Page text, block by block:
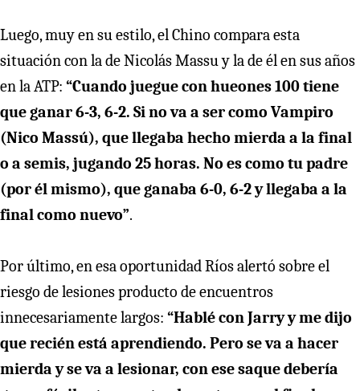
Luego, muy en su estilo, el Chino compara esta
situación con la de Nicolás Massu y la de él en sus años
en la ATP: “Cuando juegue con hueones 100 tiene
que ganar 6-3, 6-2. Si no va a ser como Vampiro
(Nico Massú), que llegaba hecho mierda a la final
o a semis, jugando 25 horas. No es como tu padre
(por él mismo), que ganaba 6-0, 6-2 y llegaba a la
final como nuevo”.
Por último, en esa oportunidad Ríos alertó sobre el
riesgo de lesiones producto de encuentros
innecesariamente largos: “Hablé con Jarry y me dijo
que recién está aprendiendo. Pero se va a hacer
mierda y se va a lesionar, con ese saque debería